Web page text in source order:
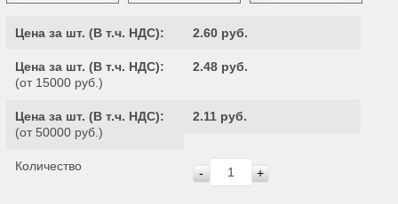
Цена за шт. (В т.ч. НДС): 2.60 руб.
Цена за шт. (В т.ч. НДС):
(от 15000 руб.)
2.48 руб.
Цена за шт. (В т.ч. НДС):
(от 50000 руб.)
2.11 руб.
Количество - +